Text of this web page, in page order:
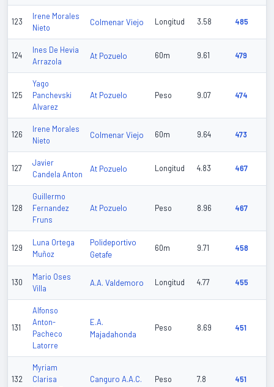
123
Irene Morales
Nieto
Colmenar Viejo Longitud 3.58 485
124
Ines De Hevia
Arrazola
At Pozuelo 60m 9.61 479
125
Yago
Panchevski
Alvarez
At Pozuelo Peso 9.07 474
126
Irene Morales
Nieto
Colmenar Viejo 60m 9.64 473
127
Javier
Candela Anton
At Pozuelo Longitud 4.83 467
128
Guillermo
Fernandez
Fruns
At Pozuelo Peso 8.96 467
129
Luna Ortega
Muñoz
Polideportivo
Getafe
60m 9.71 458
130
Mario Oses
Villa
A.A. Valdemoro Longitud 4.77 455
131
Alfonso
Anton-
Pacheco
Latorre
E.A.
Majadahonda
Peso 8.69 451
132
Myriam
Clarisa
Canguro A.A.C. Peso 7.8 451